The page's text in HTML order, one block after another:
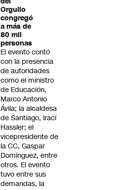
Orgullo
congregó
a más de
80 mil
personas
El evento contó
con la presencia
de autoridades
como el ministro
de Educación,
Marco Antonio
Ávila; la alcaldesa
de Santiago, Irací
Hassler; el
vicepresidente de
la CC, Gaspar
Domínguez, entre
otros. El evento
tuvo entre sus
demandas, la